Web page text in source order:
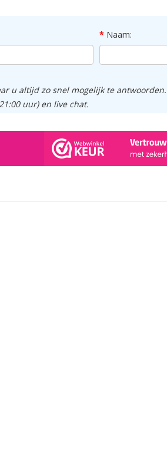
Naam:
u altijd zo snel mogelijk te
uur) en live chat.